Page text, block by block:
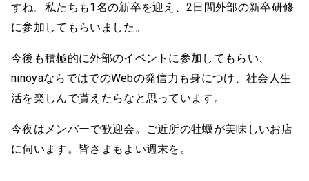
すね。私たちも1名の新卒を迎え、2日間外部の新卒研修
に参加してもらいました。
今後も積極的に外部のイベントに参加してもらい、
ninoyaならではでのWebの発信力も身につけ、社会人生
活を楽しんで貰えたらなと思っています。
今夜はメンバーで歓迎会。ご近所の牡蠣が美味しいお店
に伺います。皆さまもよい週末を。